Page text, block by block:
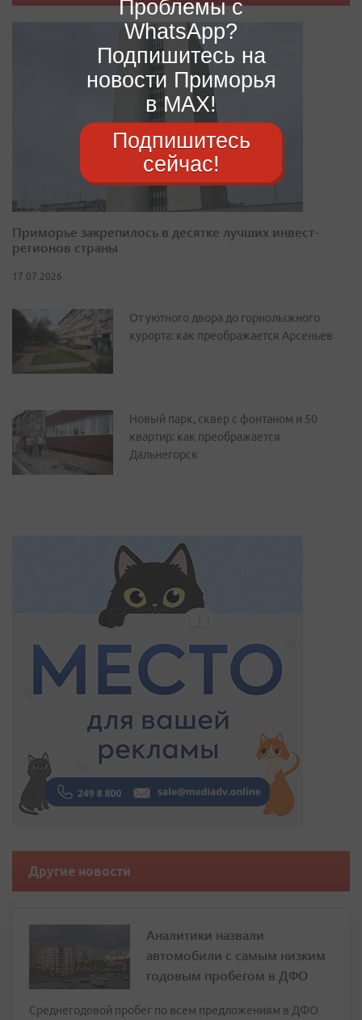
Приморье закрепилось в десятке лучших инвест-
регионов страны
17.07.2026
От уютного двора до горнолыжного
курорта: как преображается Арсеньев
Новый парк, сквер с фонтаном и 50
квартир: как преображается
Дальнегорск
Другие новости
Аналитики назвали
автомобили с самым низким
годовым пробегом в ДФО
Среднегодовой пробег по всем предложениям в ДФО
Проблемы с
WhatsApp?
Подпишитесь на
новости Приморья
в MAX!
Подпишитесь
сейчас!